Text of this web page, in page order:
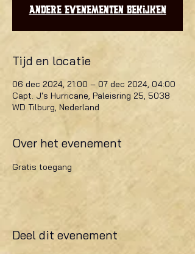
Andere evenementen bekijken
Tijd en locatie
06 dec 2024, 21:00 – 07 dec 2024, 04:00
Capt. J's Hurricane, Paleisring 25, 5038
WD Tilburg, Nederland
Over het evenement
Gratis toegang
Deel dit evenement